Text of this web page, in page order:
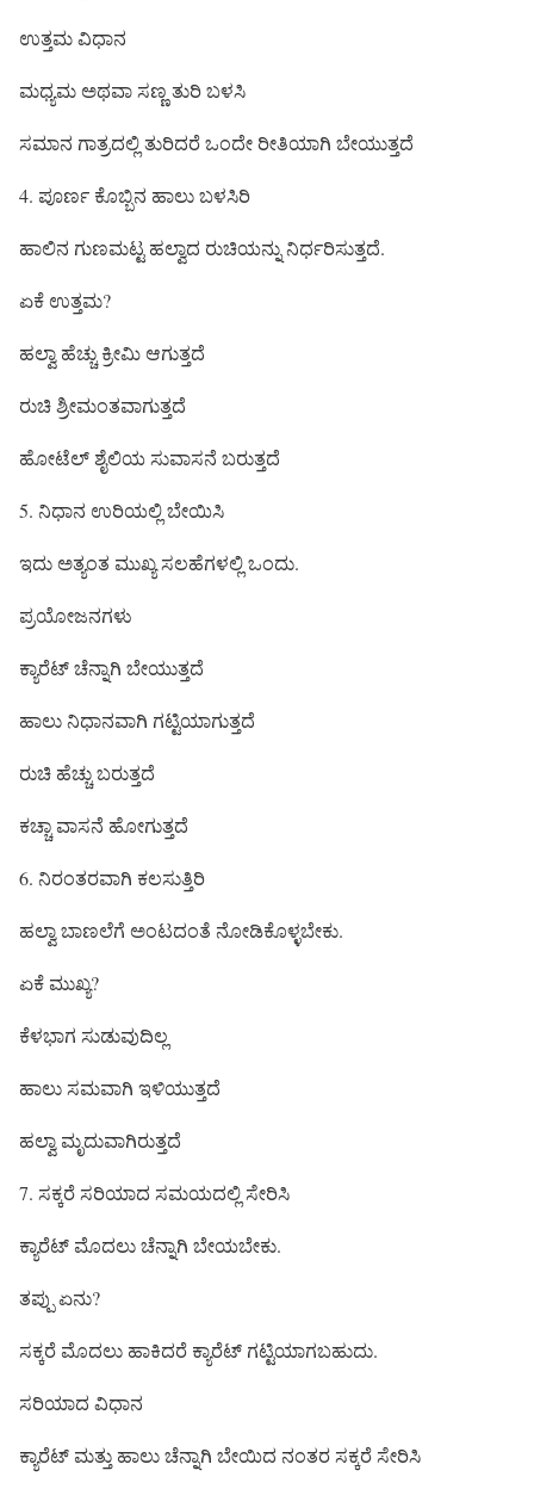
ಉತ್ತಮ ವಿಧಾನ
ಮಧ್ಯಮ ಅಥವಾ ಸಣ್ಣ ತುರಿ ಬಳಸಿ
ಸಮಾನ ಗಾತ್ರದಲ್ಲಿ ತುರಿದರೆ ಒಂದೇ ರೀತಿಯಾಗಿ ಬೇಯುತ್ತದೆ
4. ಪೂರ್ಣ ಕೊಬ್ಬಿನ ಹಾಲು ಬಳಸಿರಿ
ಹಾಲಿನ ಗುಣಮಟ್ಟ ಹಲ್ವಾದ ರುಚಿಯನ್ನು ನಿರ್ಧರಿಸುತ್ತದೆ.
ಏಕೆ ಉತ್ತಮ?
ಹಲ್ವಾ ಹೆಚ್ಚು ಕ್ರೀಮಿ ಆಗುತ್ತದೆ
ರುಚಿ ಶ್ರೀಮಂತವಾಗುತ್ತದೆ
ಹೋಟೆಲ್ ಶೈಲಿಯ ಸುವಾಸನೆ ಬರುತ್ತದೆ
5. ನಿಧಾನ ಉರಿಯಲ್ಲಿ ಬೇಯಿಸಿ
ಇದು ಅತ್ಯಂತ ಮುಖ್ಯ ಸಲಹೆಗಳಲ್ಲಿ ಒಂದು.
ಪ್ರಯೋಜನಗಳು
ಕ್ಯಾರೆಟ್ ಚೆನ್ನಾಗಿ ಬೇಯುತ್ತದೆ
ಹಾಲು ನಿಧಾನವಾಗಿ ಗಟ್ಟಿಯಾಗುತ್ತದೆ
ರುಚಿ ಹೆಚ್ಚು ಬರುತ್ತದೆ
ಕಚ್ಚಾ ವಾಸನೆ ಹೋಗುತ್ತದೆ
6. ನಿರಂತರವಾಗಿ ಕಲಸುತ್ತಿರಿ
ಹಲ್ವಾ ಬಾಣಲೆಗೆ ಅಂಟದಂತೆ ನೋಡಿಕೊಳ್ಳಬೇಕು.
ಏಕೆ ಮುಖ್ಯ?
ಕೆಳಭಾಗ ಸುಡುವುದಿಲ್ಲ
ಹಾಲು ಸಮವಾಗಿ ಇಳಿಯುತ್ತದೆ
ಹಲ್ವಾ ಮೃದುವಾಗಿರುತ್ತದೆ
7. ಸಕ್ಕರೆ ಸರಿಯಾದ ಸಮಯದಲ್ಲಿ ಸೇರಿಸಿ
ಕ್ಯಾರೆಟ್ ಮೊದಲು ಚೆನ್ನಾಗಿ ಬೇಯಬೇಕು.
ತಪ್ಪು ಏನು?
ಸಕ್ಕರೆ ಮೊದಲು ಹಾಕಿದರೆ ಕ್ಯಾರೆಟ್ ಗಟ್ಟಿಯಾಗಬಹುದು.
ಸರಿಯಾದ ವಿಧಾನ
ಕ್ಯಾರೆಟ್ ಮತ್ತು ಹಾಲು ಚೆನ್ನಾಗಿ ಬೇಯಿದ ನಂತರ ಸಕ್ಕರೆ ಸೇರಿಸಿ